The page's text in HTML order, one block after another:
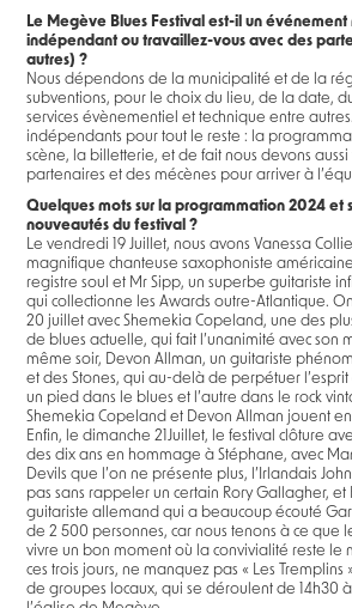
Le Megève Blues Festival est-il un
indépendant ou travaillez-vous avec des
autres) ?
Nous dépendons de la municipalité et de la
subventions, pour le choix du lieu, de la date,
services évènementiel et technique entre
indépendants pour tout le reste : la
scène, la billetterie, et de fait nous devons aussi
partenaires et des mécènes pour arriver à
Quelques mots sur la programmation 2024 et
nouveautés du festival ?
Le vendredi 19 Juillet, nous avons Vanessa
magnifique chanteuse saxophoniste
registre soul et Mr Sipp, un superbe guitariste
qui collectionne les Awards outre-Atlantique.
20 juillet avec Shemekia Copeland, une des
de blues actuelle, qui fait l’unanimité avec son
même soir, Devon Allman, un guitariste
et des Stones, qui au-delà de perpétuer
un pied dans le blues et l’autre dans le rock
Shemekia Copeland et Devon Allman jouent
Enfin, le dimanche 21Juillet, le festival clôture
des dix ans en hommage à Stéphane, avec
Devils que l’on ne présente plus, l’Irlandais
pas sans rappeler un certain Rory Gallagher, et
guitariste allemand qui a beaucoup écouté
de 2 500 personnes, car nous tenons à ce que
vivre un bon moment où la convivialité reste le
ces trois jours, ne manquez pas « Les Tremplins
de groupes locaux, qui se déroulent de 14h30